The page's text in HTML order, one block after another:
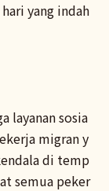
yang indah
layanan sosia
migran y
di temp
semua peker